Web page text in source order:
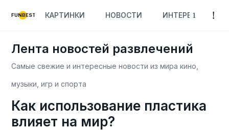
FUNBEST КАРТИНКИ НОВОСТИ ИНТЕРЕСНОЕ
Лента новостей развлечений
Самые свежие и интересные новости из мира кино,
музыки, игр и спорта
Как использование пластика
влияет на мир?